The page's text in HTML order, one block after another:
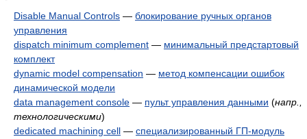
Disable Manual Controls — блокирование ручных органов
управления
dispatch minimum complement — минимальный предстартовый
комплект
dynamic model compensation — метод компенсации ошибок
динамической модели
data management console — пульт управления данными (напр.,
технологическими)
dedicated machining cell — специализированный ГП-модуль